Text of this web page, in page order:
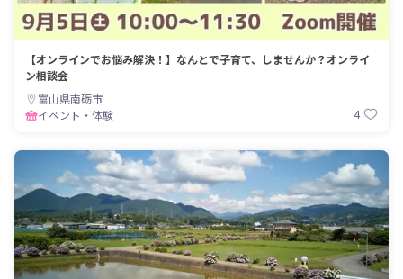
【オンラインでお悩み解決！】なんとで子育て、しませんか？オンライ
ン相談会
富山県南砺市
イベント・体験
4